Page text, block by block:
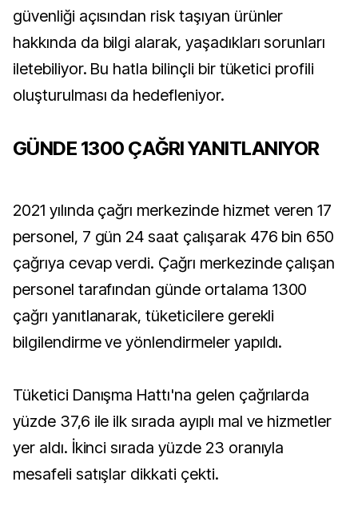
güvenliği açısından risk taşıyan ürünler
hakkında da bilgi alarak, yaşadıkları sorunları
iletebiliyor. Bu hatla bilinçli bir tüketici profili
oluşturulması da hedefleniyor.
GÜNDE 1300 ÇAĞRI YANITLANIYOR
2021 yılında çağrı merkezinde hizmet veren 17
personel, 7 gün 24 saat çalışarak 476 bin 650
çağrıya cevap verdi. Çağrı merkezinde çalışan
personel tarafından günde ortalama 1300
çağrı yanıtlanarak, tüketicilere gerekli
bilgilendirme ve yönlendirmeler yapıldı.
Tüketici Danışma Hattı'na gelen çağrılarda
yüzde 37,6 ile ilk sırada ayıplı mal ve hizmetler
yer aldı. İkinci sırada yüzde 23 oranıyla
mesafeli satışlar dikkati çekti.